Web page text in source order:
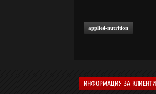
applied-nutrition
ИНФОРМАЦИЯ ЗА КЛИЕНТИ